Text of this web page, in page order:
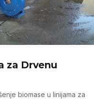
za Drvenu
biomase u linijama za